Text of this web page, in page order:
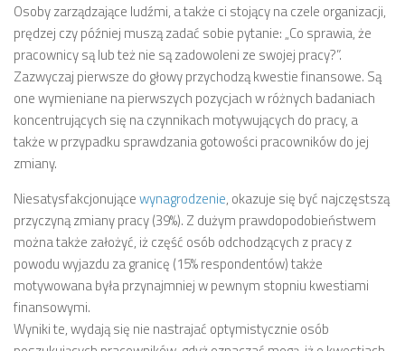
Osoby zarządzające ludźmi, a także ci stojący na czele organizacji,
prędzej czy później muszą zadać sobie pytanie: „Co sprawia, że
pracownicy są lub też nie są zadowoleni ze swojej pracy?”.
Zazwyczaj pierwsze do głowy przychodzą kwestie finansowe. Są
one wymieniane na pierwszych pozycjach w różnych badaniach
koncentrujących się na czynnikach motywujących do pracy, a
także w przypadku sprawdzania gotowości pracowników do jej
zmiany.
Niesatysfakcjonującewynagrodzenie, okazuje się być najczęstszą
przyczyną zmiany pracy (39%). Z dużym prawdopodobieństwem
można także założyć, iż część osób odchodzących z pracy z
powodu wyjazdu za granicę (15% respondentów) także
motywowana była przynajmniej w pewnym stopniu kwestiami
finansowymi.
Wyniki te, wydają się nie nastrajać optymistycznie osób